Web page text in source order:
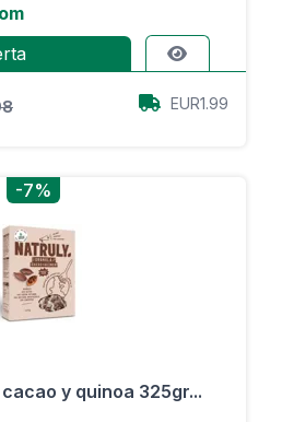
EUR1.99
-7%
y quinoa 325gr...